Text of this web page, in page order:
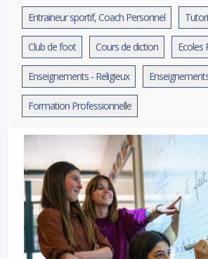
Entraineur sportif, Coach Personnel
Club de foot Cours de diction Ecoles
Enseignements - Religieux
Formation Professionnelle